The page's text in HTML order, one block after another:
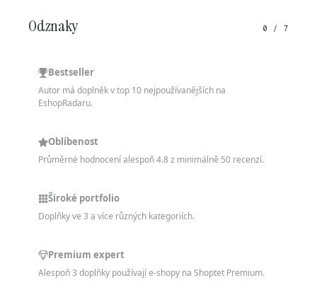
Odznaky 0 / 7
Bestseller
Autor má doplněk v top 10 nejpoužívanějších na
EshopRadaru.
Oblíbenost
Průměrné hodnocení alespoň 4.8 z minimálně 50 recenzí.
Široké portfolio
Doplňky ve 3 a více různých kategoriích.
Premium expert
Alespoň 3 doplňky používají e-shopy na Shoptet Premium.